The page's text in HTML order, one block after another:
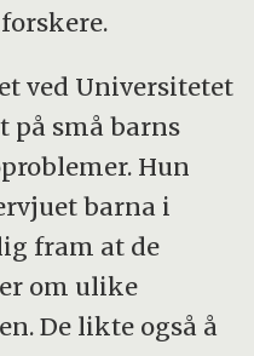
ved Universitetet
på små barns
Hun
barna i
fram at de
om ulike
De likte også å